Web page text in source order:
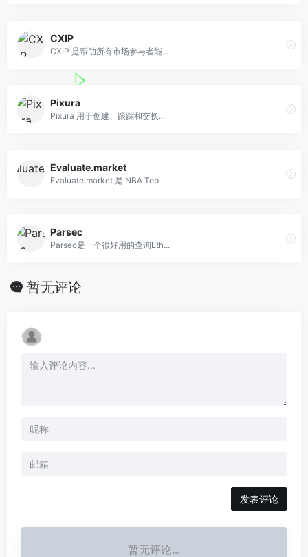
CXIP
CXIP 是帮助所有市场参与者能...
Pixura
Pixura 用于创建、跟踪和交换...
Evaluate.market
Evaluate.market 是 NBA Top ...
Parsec
Parsec是一个很好用的查询Eth...
暂无评论
发表评论
暂无评论...